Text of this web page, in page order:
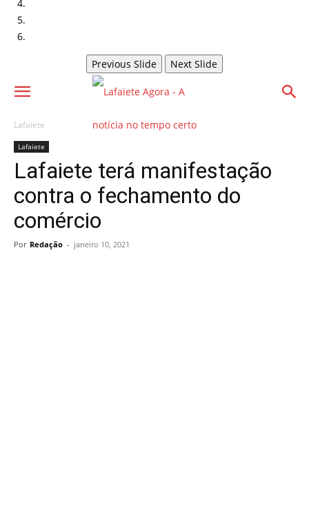
Previous Slide Next Slide
Lafaiete
Lafaiete
Lafaiete terá manifestação
contra o fechamento do
comércio
Por Redação - janeiro 10, 2021